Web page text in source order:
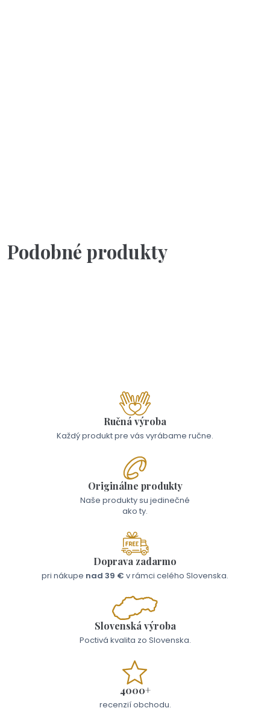
Podobné produkty
Ručná výroba
Každý produkt pre vás vyrábame ručne.
Originálne produkty
Naše produkty su jedinečné
ako ty.
Doprava zadarmo
pri nákupe nad 39 € v rámci celého Slovenska.
Slovenská výroba
Poctivá kvalita zo Slovenska.
4000+
recenzií obchodu.